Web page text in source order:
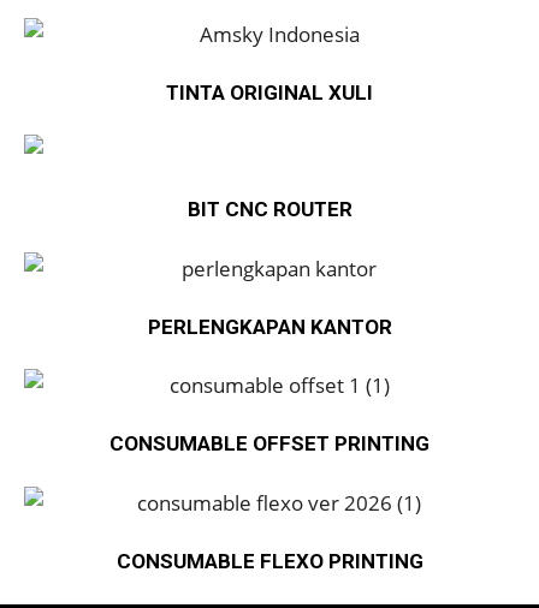
TINTA ORIGINAL XULI
BIT CNC ROUTER
PERLENGKAPAN KANTOR
CONSUMABLE OFFSET PRINTING
CONSUMABLE FLEXO PRINTING